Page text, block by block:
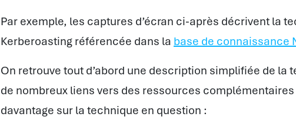
Par exemple, les captures d’écran ci-après décrivent la
Kerberoasting référencée dans la base de connaissance
On retrouve tout d’abord une description simplifiée de la
de nombreux liens vers des ressources
davantage sur la technique en question :